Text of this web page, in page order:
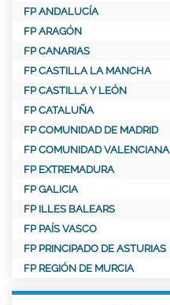
FP ANDALUCÍA
FP ARAGÓN
FP CANARIAS
FP CASTILLA LA MANCHA
FP CASTILLA Y LEÓN
FP CATALUÑA
FP COMUNIDAD DE MADRID
FP COMUNIDAD VALENCIANA
FP EXTREMADURA
FP GALICIA
FP ILLES BALEARS
FP PAÍS VASCO
FP PRINCIPADO DE ASTURIAS
FP REGIÓN DE MURCIA